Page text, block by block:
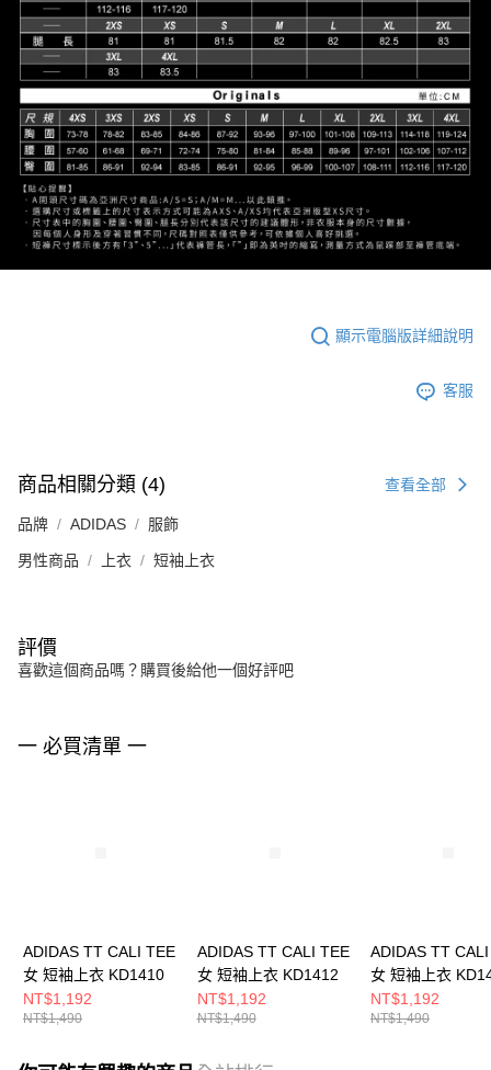
顯示電腦版詳細說明
客服
商品相關分類 (4) 查看全部
品牌 ADIDAS 服飾
男性商品 上衣 短袖上衣
評價
喜歡這個商品嗎？購買後給他一個好評吧
一 必買清單 一
ADIDAS TT CALI TEE
女 短袖上衣 KD1410
NT$1,192
NT$1,490
ADIDAS TT CALI TEE
女 短袖上衣 KD1412
NT$1,192
NT$1,490
ADIDAS TT
女 短袖上衣
NT$1,192
NT$1,490